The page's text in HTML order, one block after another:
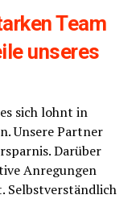
Team
unse­res
sich lohnt in
Unse­re Part­ner
Dar­über
Anre­gun­gen
Selbst­ver­ständ­lich